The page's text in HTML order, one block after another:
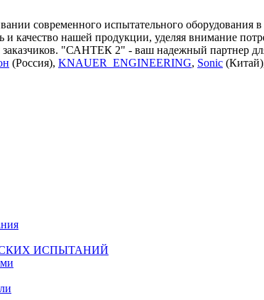
современного испытательного оборудования
качество нашей продукции, уделяя внимание
"САНТЕК 2" - ваш надежный партнер
(Россия), KNAUER_ENGINEERING, Sonic
ИСПЫТАНИЙ